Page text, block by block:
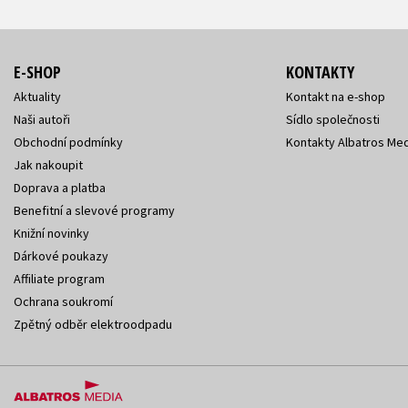
E-SHOP
Aktuality
Naši autoři
Obchodní podmínky
Jak nakoupit
Doprava a platba
Benefitní a slevové programy
Knižní novinky
Dárkové poukazy
Affiliate program
Ochrana soukromí
Zpětný odběr elektroodpadu
KONTAKTY
Kontakt na e-shop
Sídlo společnosti
Kontakty Albatros